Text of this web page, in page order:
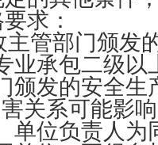
求：
管部门颁发
业承包二级以
颁发的安全生
关系可能影
单位负责人为